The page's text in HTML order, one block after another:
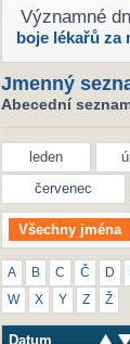
Významné
boje lékařů za
Jmenný
Abecední
leden
červenec
Všechny jména
A B C Č D
W X Y Z Ž
Datum